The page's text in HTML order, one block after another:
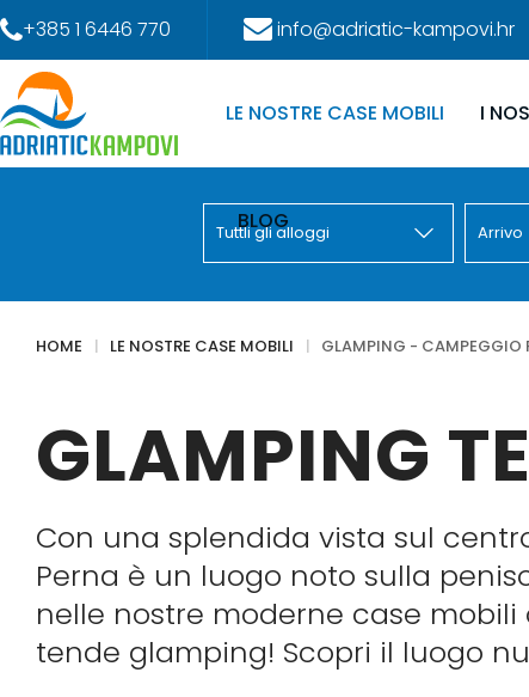
+385 1 6446 770 info@adriatic-kampovi.hr
LE NOSTRE CASE MOBILI I
BLOG
HOME LE NOSTRE CASE MOBILI GLAMPING - CAMPEGGIO
GLAMPING
Con una splendida vista sul
Perna è un luogo noto sulla
nelle nostre moderne case mobili
tende glamping! Scopri il luogo